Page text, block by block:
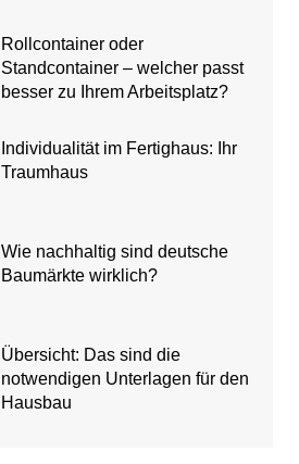
Rollcontainer oder
Standcontainer – welcher passt
besser zu Ihrem Arbeitsplatz?
Individualität im Fertighaus: Ihr
Traumhaus
Wie nachhaltig sind deutsche
Baumärkte wirklich?
Übersicht: Das sind die
notwendigen Unterlagen für den
Hausbau